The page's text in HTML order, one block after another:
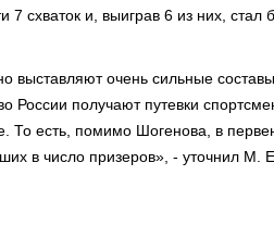
схваток и, выиграв 6 из них, стал
выставляют очень сильные
России получают путевки
То есть, помимо Шогенова, в
в число призеров», - уточнил М.